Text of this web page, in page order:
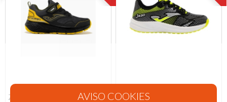
Zapatilla deportiva para
Deportivo para niño en